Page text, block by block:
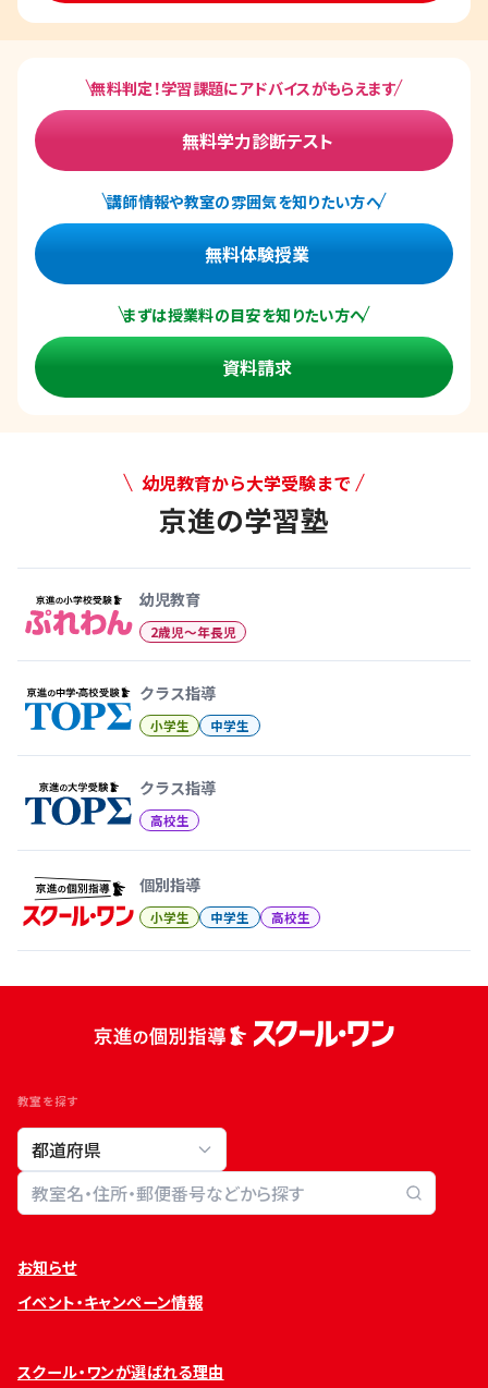
無料判定！学習課題にアドバイスがもらえます
無料学力診断テスト
講師情報や教室の雰囲気を知りたい方へ
無料体験授業
まずは授業料の目安を知りたい方へ
資料請求
幼児教育から大学受験まで
京進の学習塾
幼児教育
2歳児〜年長児
クラス指導
小学生 中学生
クラス指導
高校生
個別指導
小学生 中学生 高校生
教室を探す
教室検索
お知らせ
イベント・キャンペーン情報
スクール・ワンが選ばれる理由